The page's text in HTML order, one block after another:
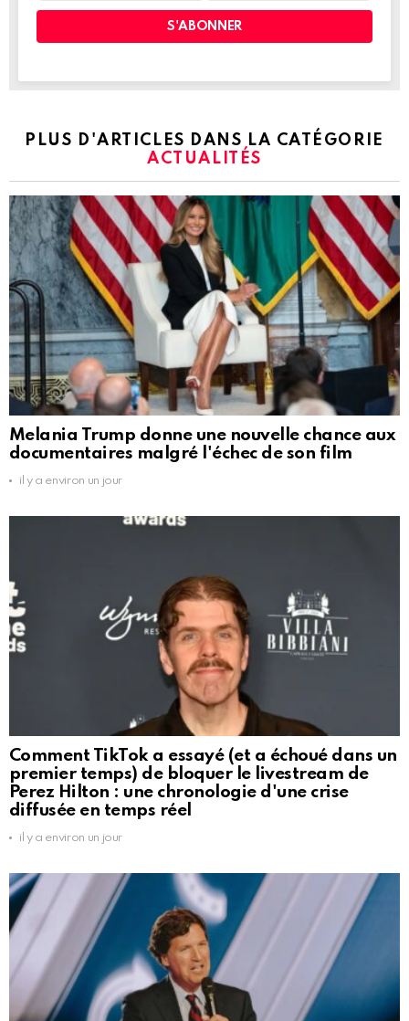
PLUS D'ARTICLES DANS LA CATÉGORIE
ACTUALITÉS
Melania Trump donne une nouvelle chance aux
documentaires malgré l'échec de son film
il y a environ un jour
Comment TikTok a essayé (et a échoué dans un
premier temps) de bloquer le livestream de
Perez Hilton : une chronologie d'une crise
diffusée en temps réel
il y a environ un jour